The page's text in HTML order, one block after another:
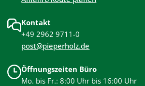
Kontakt
+49 2962 9711-0
post@pieperholz.de
Öffnungszeiten Büro
Mo. bis Fr.: 8:00 Uhr bis 16:00 Uhr